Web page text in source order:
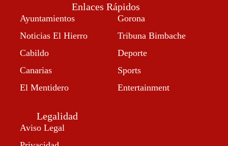
Enlaces Rápidos
Ayuntamientos
Noticias El Hierro
Cabildo
Canarias
El Mentidero
Gorona
Tribuna Bimbache
Deporte
Sports
Entertainment
Legalidad
Aviso Legal